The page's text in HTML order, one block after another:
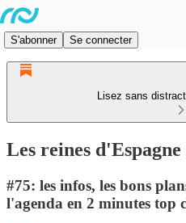
S'abonner Se connecter
Lisez sans
Les reines
#75: les infos, les bons
l'agenda en 2 minutes top